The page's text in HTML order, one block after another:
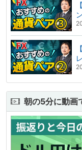
朝の5分に動画